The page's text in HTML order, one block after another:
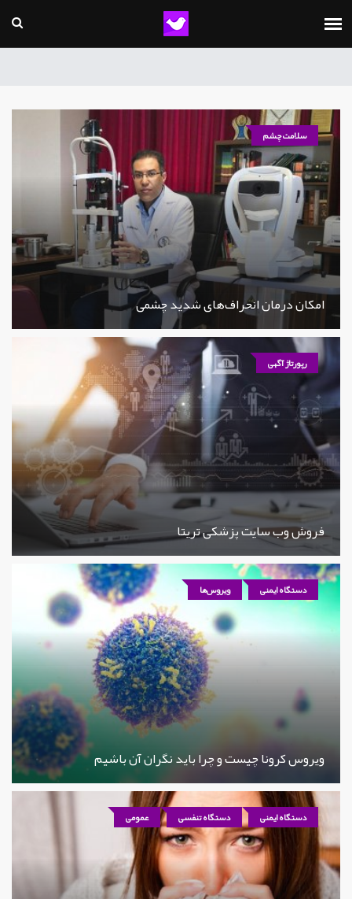
سلامت چشم
امکان درمان انحراف‌های شدید چشمی
رپورتاژ آگهی
فروش وب سایت پزشکی تریتا
دستگاه ایمنی ویروس‌ها
ویروس کرونا چیست و چرا باید نگران آن باشیم
دستگاه ایمنی دستگاه تنفسی عمومی